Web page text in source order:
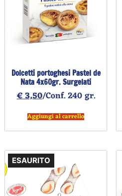
Dolcetti portoghesi Pastel de
Nata 4x60gr. Surgelati
€3,50/Conf. 240 gr.
Aggiungi al carrello
ESAURITO